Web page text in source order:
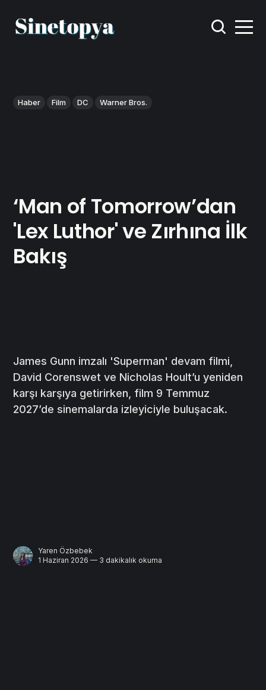
Haber Film DC Warner Bros.
‘Man of Tomorrow’dan
'Lex Luthor' ve Zırhına İlk
Bakış
James Gunn imzalı 'Superman' devam filmi,
David Corenswet ve Nicholas Hoult’u yeniden
karşı karşıya getirirken, film 9 Temmuz
2027’de sinemalarda izleyiciyle buluşacak.
Yaren Özbebek
1 Haziran 2026 — 3 dakikalık okuma